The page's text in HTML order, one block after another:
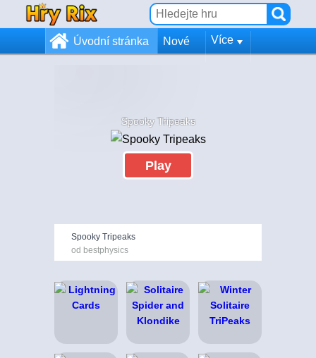
Úvodní stránka Nové Více
Spooky Tripeaks
Play
Spooky Tripeaks
od bestphysics